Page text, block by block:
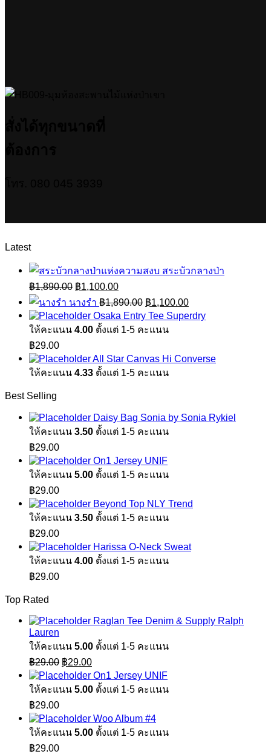
Latest
สระบัวกลางป่า
฿1,890.00 Original
price
was:
฿1,890.00.
฿1,100.00Current
price
is:
฿1,100.00.
นางรำ ฿1,890.00 Original
price
was:
฿1,890.00.
฿1,100.00Current
price
is:
Osaka Entry Tee Superdry
ให้คะแนน 4.00 ตั้งแต่ 1-5 คะแนน
฿29.00
All Star Canvas Hi Converse
ให้คะแนน 4.33 ตั้งแต่ 1-5 คะแนน
Best Selling
Daisy Bag Sonia by Sonia Rykiel
ให้คะแนน 3.50 ตั้งแต่ 1-5 คะแนน
฿29.00
On1 Jersey UNIF
ให้คะแนน 5.00 ตั้งแต่ 1-5 คะแนน
฿29.00
Beyond Top NLY Trend
ให้คะแนน 3.50 ตั้งแต่ 1-5 คะแนน
฿29.00
Harissa O-Neck Sweat
ให้คะแนน 4.00 ตั้งแต่ 1-5 คะแนน
฿29.00
Top Rated
Raglan Tee Denim & Supply Ralph
Lauren
ให้คะแนน 5.00 ตั้งแต่ 1-5 คะแนน
฿29.00 Original
price
was:
฿29.00.
฿29.00Current
price
is:
฿29.00.
On1 Jersey UNIF
ให้คะแนน 5.00 ตั้งแต่ 1-5 คะแนน
฿29.00
Woo Album #4
ให้คะแนน 5.00 ตั้งแต่ 1-5 คะแนน
฿29.00